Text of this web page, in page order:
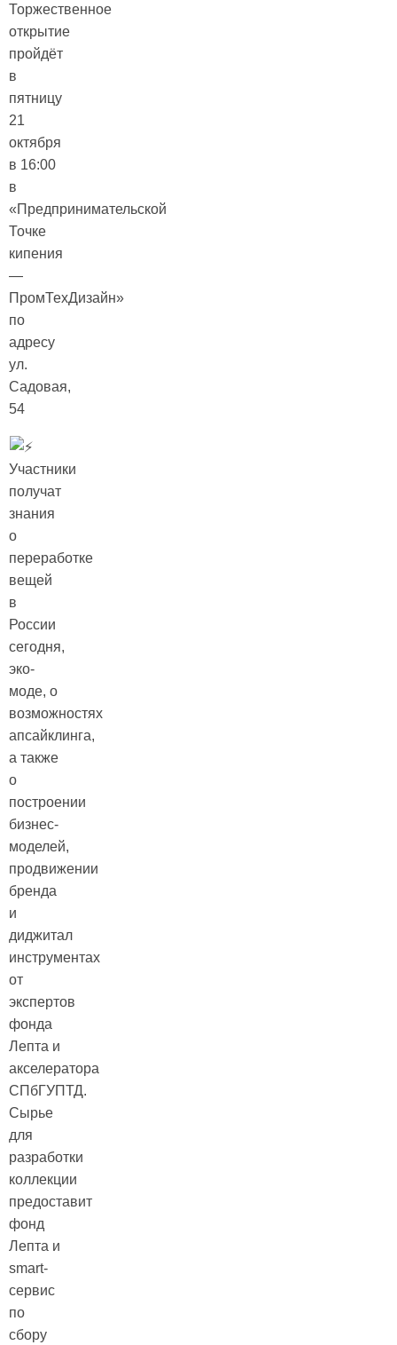
Торжественное
открытие
пройдёт
в
пятницу
21
октября
в 16:00
в
«Предпринимательской
Точке
кипения
—
ПромТехДизайн»
по
адресу
ул.
Садовая,
54
Участники
получат
знания
о
переработке
вещей
в
России
сегодня,
эко-
моде, о
возможностях
апсайклинга,
а также
о
построении
бизнес-
моделей,
продвижении
бренда
и
диджитал
инструментах
от
экспертов
фонда
Лепта и
акселератора
СПбГУПТД.
Сырье
для
разработки
коллекции
предоставит
фонд
Лепта и
smart-
сервис
по
сбору